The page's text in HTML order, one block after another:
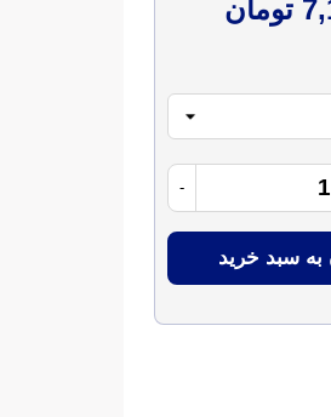
-
به سبد خرید